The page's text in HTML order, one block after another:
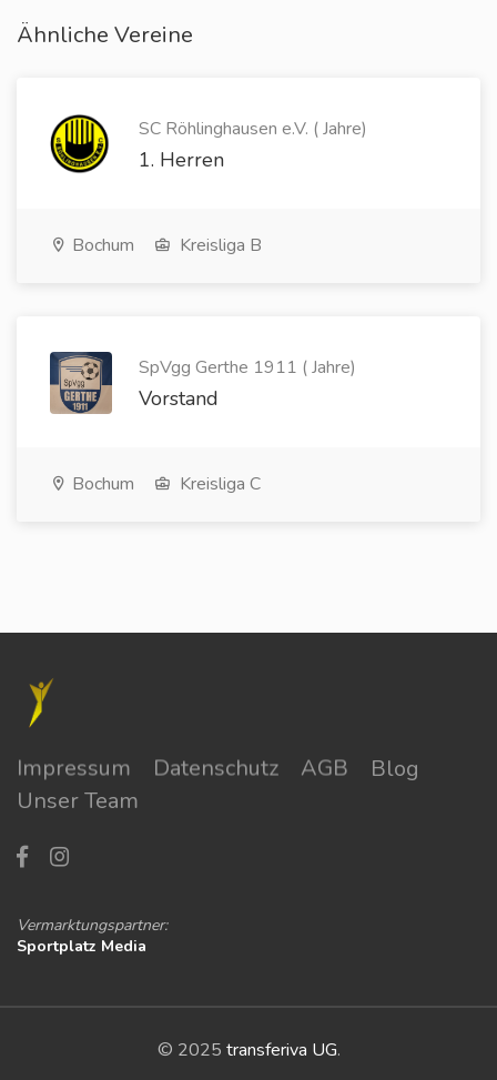
Ähnliche Vereine
SC Röhlinghausen e.V. ( Jahre)
1. Herren
Bochum Kreisliga B
SpVgg Gerthe 1911 ( Jahre)
Vorstand
Bochum Kreisliga C
Impressum Datenschutz AGB
Blog
Unser Team
Vermarktungspartner:
Sportplatz Media
© 2025 transferiva UG.